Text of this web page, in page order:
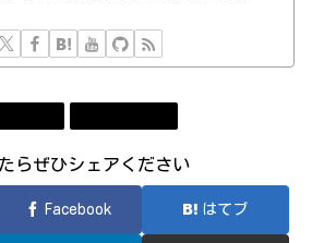
らぜひシェアください
Facebook はてブ